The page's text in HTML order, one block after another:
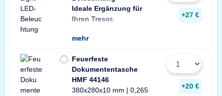
Ideale Ergänzung für
Ihren Tresor.
Wir empfehlen
Leuchte pro
ein Stück
mehr
+27 €
Feuerfeste
Dokumententasche
HMF 44146
380x280x10 mm | 0,265
+20 €